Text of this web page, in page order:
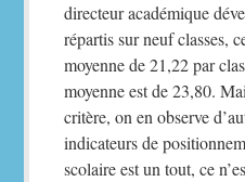
directeur académique
répartis sur neuf classes,
moyenne de 21,22 par
moyenne est de 23,80.
critère, on en observe
indicateurs de
scolaire est un tout, ce